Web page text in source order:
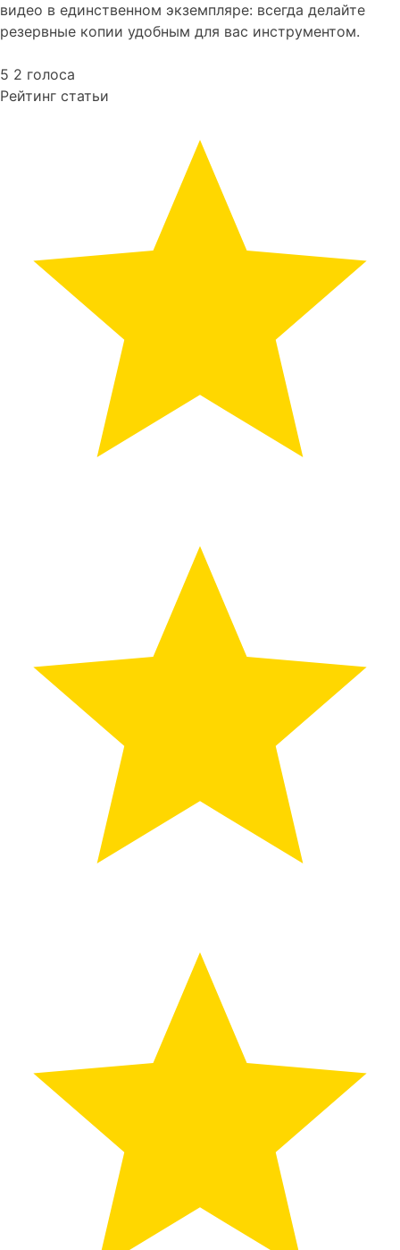
видео в единственном экземпляре: всегда делайте
резервные копии удобным для вас инструментом.
5 2 голоса
Рейтинг статьи